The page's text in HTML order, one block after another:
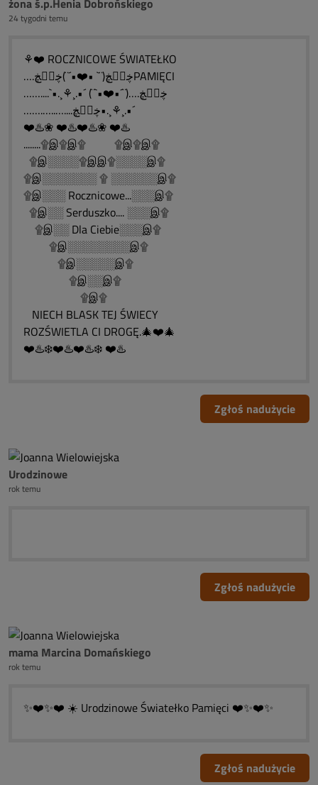
żona ś.p.Henia Dobrońskiego
24 tygodni temu
⚘❤️ ROCZNICOWE ŚWIATEŁKO
….ڿڰۣڿ(¨` •❤️•´¨)ڿڰۣڿPAMIĘCI
……....`•.¸⚘¸.•´ (¨`•❤️•´¨)….ڿڰۣڿ
…….…..…....ڿڰۣڿ•.¸⚘¸.•´
❤️♨️❀ ❤️♨️❤️♨️❀ ❤️♨️
........۩இ۩இ۩ ۩இ۩இ۩
۩இ░░░░۩இஇ۩░░░░இ۩
۩இ░░░░░░░ ۩ ░░░░░░இ۩
۩இ░░░ Rocznicowe...░░░இ۩
۩இ░░ Serduszko.... ░░░இ۩
۩இ░░ Dla Ciebie░░░இ۩
۩இ░░░░░░░░இ۩
۩இ░░░░░இ۩
۩இ░░இ۩
۩இ۩
NIECH BLASK TEJ ŚWIECY
ROZŚWIETLA CI DROGĘ.🎄❤️🎄
❤️♨️❄️❤️♨️❤️♨️❄️ ❤️♨️
Zgłoś nadużycie
Urodzinowe
rok temu
Zgłoś nadużycie
mama Marcina Domańskiego
rok temu
✨️❤️✨️❤️ ☀️ Urodzinowe Światełko Pamięci ❤️✨️❤️✨️
Zgłoś nadużycie